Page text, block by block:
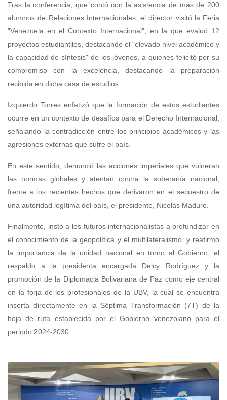
Tras la conferencia, que contó con la asistencia de más de 200
alumnos de Relaciones Internacionales, el director visitó la Feria
"Venezuela en el Contexto Internacional", en la que evaluó 12
proyectos estudiantiles, destacando el "elevado nivel académico y
la capacidad de síntesis" de los jóvenes, a quienes felicitó por su
compromiso con la excelencia, destacando la preparación
recibida en dicha casa de estudios.
Izquierdo Torres enfatizó que la formación de estos estudiantes
ocurre en un contexto de desafíos para el Derecho Internacional,
señalando la contradicción entre los principios académicos y las
agresiones externas que sufre el país.
En este sentido, denunció las acciones imperiales que vulneran
las normas globales y atentan contra la soberanía nacional,
frente a los recientes hechos que derivaron en el secuestro de
una autoridad legítima del país, el presidente, Nicolás Maduro.
Finalmente, instó a los futuros internacionalistas a profundizar en
el conocimiento de la geopolítica y el multilateralismo, y reafirmó
la importancia de la unidad nacional en torno al Gobierno, el
respaldo a la presidenta encargada Delcy Rodríguez y la
promoción de la Diplomacia Bolivariana de Paz como eje central
en la forja de los profesionales de la UBV, la cual se encuentra
inserta directamente en la Séptima Transformación (7T) de la
hoja de ruta establecida por el Gobierno venezolano para el
periodo 2024-2030.